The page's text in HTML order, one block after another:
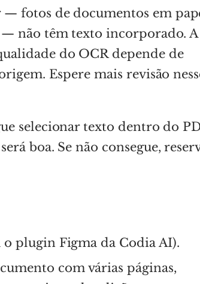
— fotos de documentos em
— não têm texto incorporado. A
do OCR depende de
Espere mais revisão
selecionar texto dentro do
boa. Se não consegue,
o plugin Figma da Codia AI).
com várias páginas,